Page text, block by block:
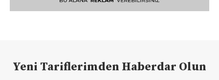
Yeni Tariflerimden Haberdar Olun